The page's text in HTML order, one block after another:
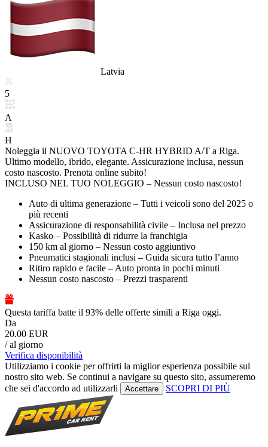
Latvia
5
A
H
Noleggia il NUOVO TOYOTA C-HR HYBRID A/T a Riga.
Ultimo modello, ibrido, elegante. Assicurazione inclusa, nessun
costo nascosto. Prenota online subito!
INCLUSO NEL TUO NOLEGGIO – Nessun costo nascosto!
Auto di ultima generazione – Tutti i veicoli sono del 2025 o
più recenti
Assicurazione di responsabilità civile – Inclusa nel prezzo
Kasko – Possibilità di ridurre la franchigia
150 km al giorno – Nessun costo aggiuntivo
Pneumatici stagionali inclusi – Guida sicura tutto l’anno
Ritiro rapido e facile – Auto pronta in pochi minuti
Nessun costo nascosto – Prezzi trasparenti
Questa tariffa batte il 93% delle offerte simili a Riga oggi.
Da
20.00 EUR
/ al giorno
Verifica disponibilità
Utilizziamo i cookie per offrirti la miglior esperienza possibile sul
nostro sito web. Se continui a navigare su questo sito, assumeremo
che sei d'accordo ad utilizzarli
Accettare SCOPRI DI PIÙ